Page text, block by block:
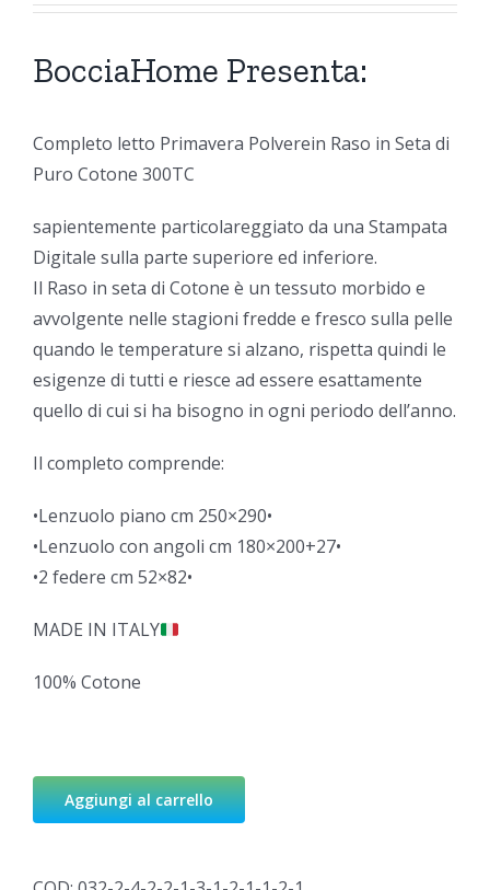
BocciaHome Presenta:
Completo letto Primavera Polverein Raso in Seta di
Puro Cotone 300TC
sapientemente particolareggiato da una Stampata
Digitale sulla parte superiore ed inferiore.
Il Raso in seta di Cotone è un tessuto morbido e
avvolgente nelle stagioni fredde e fresco sulla pelle
quando le temperature si alzano, rispetta quindi le
esigenze di tutti e riesce ad essere esattamente
quello di cui si ha bisogno in ogni periodo dell’anno.
Il completo comprende:
•Lenzuolo piano cm 250×290•
•Lenzuolo con angoli cm 180×200+27•
•2 federe cm 52×82•
MADE IN ITALY
100% Cotone
Aggiungi al carrello